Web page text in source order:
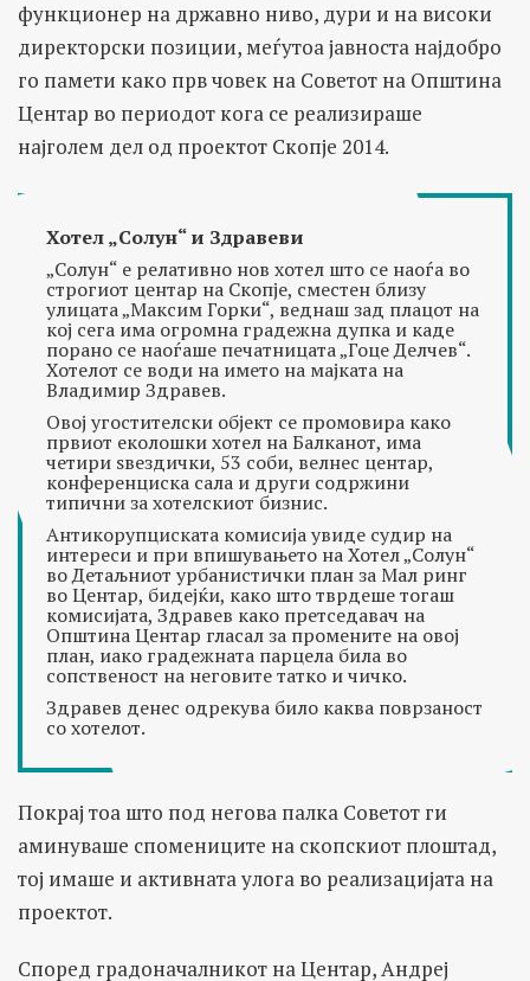
функционер на државно ниво, дури и на високи
директорски позиции, меѓутоа јавноста најдобро
го памети како прв човек на Советот на Општина
Центар во периодот кога се реализираше
најголем дел од проектот Скопје 2014.
Хотел „Солун“ и Здравеви
„Солун“ е релативно нов хотел што се наоѓа во
строгиот центар на Скопје, сместен близу
улицата „Максим Горки“, веднаш зад плацот на
кој сега има огромна градежна дупка и каде
порано се наоѓаше печатницата „Гоце Делчев“.
Хотелот се води на името на мајката на
Владимир Здравев.
Овој угостителски објект се промовира како
првиот еколошки хотел на Балканот, има
четири ѕвездички, 53 соби, велнес центар,
конференциска сала и други содржини
типични за хотелскиот бизнис.
Антикорупциската комисија увиде судир на
интереси и при впишувањето на Хотел „Солун“
во Детаљниот урбанистички план за Мал ринг
во Центар, бидејќи, како што тврдеше тогаш
комисијата, Здравев како претседавач на
Општина Центар гласал за промените на овој
план, иако градежната парцела била во
сопственост на неговите татко и чичко.
Здравев денес одрекува било каква поврзаност
со хотелот.
Покрај тоа што под негова палка Советот ги
аминуваше спомениците на скопскиот плоштад,
тој имаше и активната улога во реализацијата на
проектот.
Според градоначалникот на Центар, Андреј